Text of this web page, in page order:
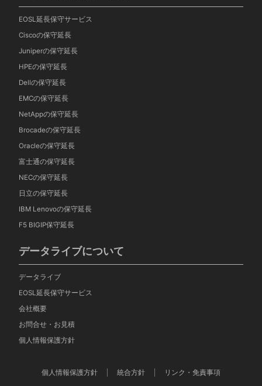
EOSL延長保守サービス
Ciscoの保守延長
Juniperの保守延長
HPEの保守延長
Dellの保守延長
EMCの保守延長
NetAppの保守延長
Brocadeの保守延長
Oracleの保守延長
富士通の保守延長
NECの保守延長
日立の保守延長
IBM Lenovoの保守延長
F5 BIGIP保守延長
データライブについて
データライブ
EOSL延長保守サービス
会社概要
お問合せ・お見積
個人情報保護方針
個人情報保護方針 統合方針 リンク・免責事項